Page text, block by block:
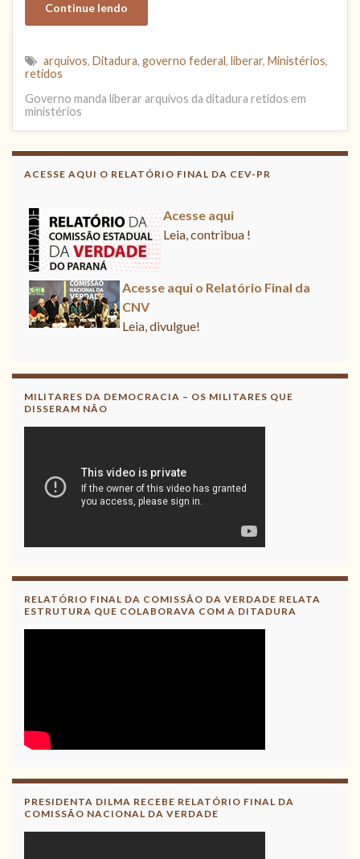
Continue lendo
arquivos, Ditadura, governo federal, liberar, Ministérios,
retidos
Governo manda liberar arquivos da ditadura retidos em
ministérios
ACESSE AQUI O RELATÓRIO FINAL DA CEV-PR
Acesse aqui
Leia, contribua !
Acesse aqui o Relatório Final da CNV
Leia, divulgue!
Leia, contribua !
MILITARES DA DEMOCRACIA – OS MILITARES QUE
DISSERAM NÃO
RELATÓRIO FINAL DA COMISSÃO DA VERDADE RELATA
ESTRUTURA QUE COLABORAVA COM A DITADURA
PRESIDENTA DILMA RECEBE RELATÓRIO FINAL DA
COMISSÃO NACIONAL DA VERDADE